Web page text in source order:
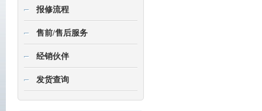
报修流程
售前/售后服务
经销伙伴
发货查询